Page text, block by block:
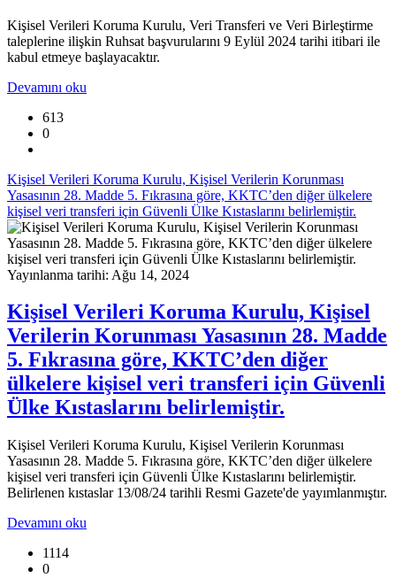
Kişisel Verileri Koruma Kurulu, Veri Transferi ve Veri Birleştirme
taleplerine ilişkin Ruhsat başvurularını 9 Eylül 2024 tarihi itibari ile
kabul etmeye başlayacaktır.
Devamını oku
613
0
Kişisel Verileri Koruma Kurulu, Kişisel Verilerin Korunması
Yasasının 28. Madde 5. Fıkrasına göre, KKTC’den diğer ülkelere
kişisel veri transferi için Güvenli Ülke Kıstaslarını belirlemiştir.
Yayınlanma tarihi: Ağu 14, 2024
Kişisel Verileri Koruma Kurulu, Kişisel
Verilerin Korunması Yasasının 28. Madde
5. Fıkrasına göre, KKTC’den diğer
ülkelere kişisel veri transferi için Güvenli
Ülke Kıstaslarını belirlemiştir.
Kişisel Verileri Koruma Kurulu, Kişisel Verilerin Korunması
Yasasının 28. Madde 5. Fıkrasına göre, KKTC’den diğer ülkelere
kişisel veri transferi için Güvenli Ülke Kıstaslarını belirlemiştir.
Belirlenen kıstaslar 13/08/24 tarihli Resmi Gazete'de yayımlanmıştır.
Devamını oku
1114
0